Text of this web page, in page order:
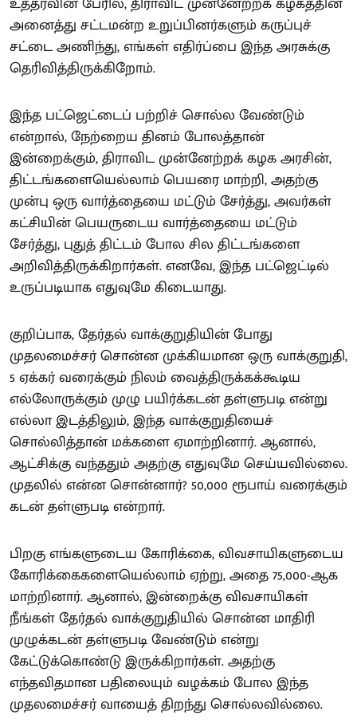
அனைத்து சட்டமன்ற உறுப்பினர்களும் கருப்புச்
சட்டை அணிந்து, எங்கள் எதிர்ப்பை இந்த அரசுக்கு
தெரிவித்திருக்கிறோம்.
இந்த பட்ஜெட்டைப் பற்றிச் சொல்ல வேண்டும்
என்றால், நேற்றைய தினம் போலத்தான்
இன்றைக்கும், திராவிட முன்னேற்றக் கழக அரசின்,
திட்டங்களையெல்லாம் பெயரை மாற்றி, அதற்கு
முன்பு ஒரு வார்த்தையை மட்டும் சேர்த்து, அவர்கள்
கட்சியின் பெயருடைய வார்த்தையை மட்டும்
சேர்த்து, புதுத் திட்டம் போல சில திட்டங்களை
அறிவித்திருக்கிறார்கள். எனவே, இந்த பட்ஜெட்டில்
உருப்படியாக எதுவுமே கிடையாது.
குறிப்பாக, தேர்தல் வாக்குறுதியின் போது
முதலமைச்சர் சொன்ன முக்கியமான ஒரு வாக்குறுதி,
5 ஏக்கர் வரைக்கும் நிலம் வைத்திருக்கக்கூடிய
எல்லோருக்கும் முழு பயிர்க்கடன் தள்ளுபடி என்று
எல்லா இடத்திலும், இந்த வாக்குறுதியைச்
சொல்லித்தான் மக்களை ஏமாற்றினார். ஆனால்,
ஆட்சிக்கு வந்ததும் அதற்கு எதுவுமே செய்யவில்லை.
முதலில் என்ன சொன்னார்? 50,000 ரூபாய் வரைக்கும்
கடன் தள்ளுபடி என்றார்.
பிறகு எங்களுடைய கோரிக்கை, விவசாயிகளுடைய
கோரிக்கைகளையெல்லாம் ஏற்று, அதை 75,000-ஆக
மாற்றினார். ஆனால், இன்றைக்கு விவசாயிகள்
நீங்கள் தேர்தல் வாக்குறுதியில் சொன்ன மாதிரி
முழுக்கடன் தள்ளுபடி வேண்டும் என்று
கேட்டுக்கொண்டு இருக்கிறார்கள். அதற்கு
எந்தவிதமான பதிலையும் வழக்கம் போல இந்த
முதலமைச்சர் வாயைத் திறந்து சொல்லவில்லை.